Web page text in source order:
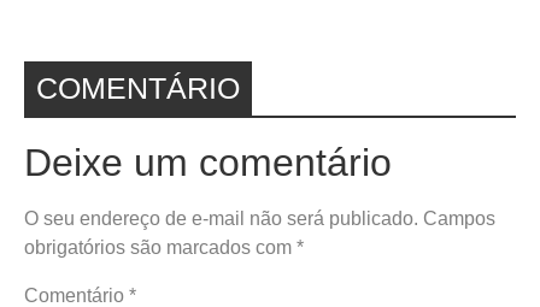
COMENTÁRIO
Deixe um comentário
O seu endereço de e-mail não será publicado. Campos
obrigatórios são marcados com *
Comentário *